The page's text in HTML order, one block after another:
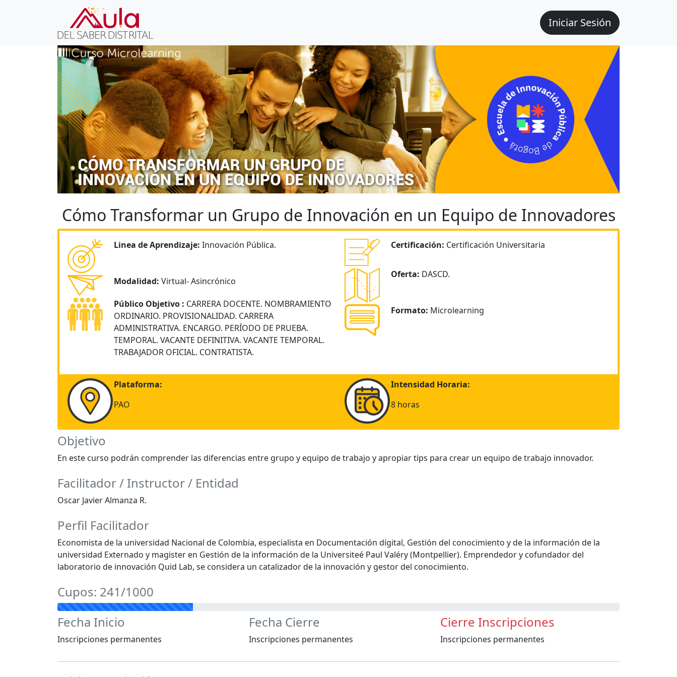
Iniciar Sesión
Cómo Transformar un Grupo de Innovación en un Equipo de Innovadores
Linea de Aprendizaje: Innovación Pública.
Modalidad: Virtual- Asincrónico
Público Objetivo : CARRERA DOCENTE. NOMBRAMIENTO
ORDINARIO. PROVISIONALIDAD. CARRERA
ADMINISTRATIVA. ENCARGO. PERÍODO DE PRUEBA.
TEMPORAL. VACANTE DEFINITIVA. VACANTE TEMPORAL.
TRABAJADOR OFICIAL. CONTRATISTA.
Certificación: Certificación Universitaria
Oferta: DASCD.
Formato: Microlearning
Plataforma:
PAO
Intensidad Horaria:
8 horas
Objetivo
En este curso podrán comprender las diferencias entre grupo y equipo de trabajo y apropiar tips para crear un equipo de trabajo innovador.
Facilitador / Instructor / Entidad
Oscar Javier Almanza R.
Perfil Facilitador
Economista de la universidad Nacional de Colombia, especialista en Documentación dígital, Gestión del conocimiento y de la información de la
universidad Externado y magister en Gestión de la información de la Universiteé Paul Valéry (Montpellier). Emprendedor y cofundador del
laboratorio de innovación Quid Lab, se considera un catalizador de la innovación y gestor del conocimiento.
Cupos: 241/1000
Fecha Inicio
Inscripciones permanentes
Fecha Cierre
Inscripciones permanentes
Cierre Inscripciones
Inscripciones permanentes